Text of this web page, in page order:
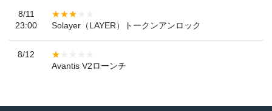
8/11
23:00
Solayer（LAYER）トークンアンロック
8/12
Avantis V2ローンチ